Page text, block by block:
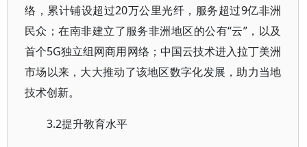
络，累计铺设超过20万公里光纤，服务超过9亿非洲
民众；在南非建立了服务非洲地区的公有“云”，以及
首个5G独立组网商用网络；中国云技术进入拉丁美洲
市场以来，大大推动了该地区数字化发展，助力当地
技术创新。
3.2提升教育水平